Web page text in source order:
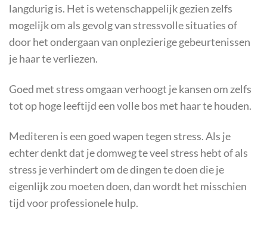
langdurig is. Het is wetenschappelijk gezien zelfs
mogelijk om als gevolg van stressvolle situaties of
door het ondergaan van onplezierige gebeurtenissen
je haar te verliezen.
Goed met stress omgaan verhoogt je kansen om zelfs
tot op hoge leeftijd een volle bos met haar te houden.
Mediteren is een goed wapen tegen stress. Als je
echter denkt dat je domweg te veel stress hebt of als
stress je verhindert om de dingen te doen die je
eigenlijk zou moeten doen, dan wordt het misschien
tijd voor professionele hulp.